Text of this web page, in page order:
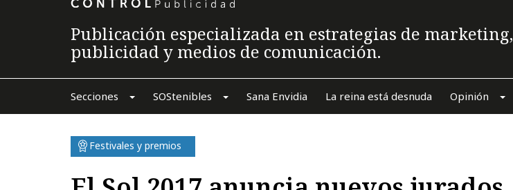
Publicación especializada en estrategias de marketing,
publicidad y medios de comunicación.
Secciones SOStenibles Sana Envidia La reina está desnuda Opinión
Festivales y premios